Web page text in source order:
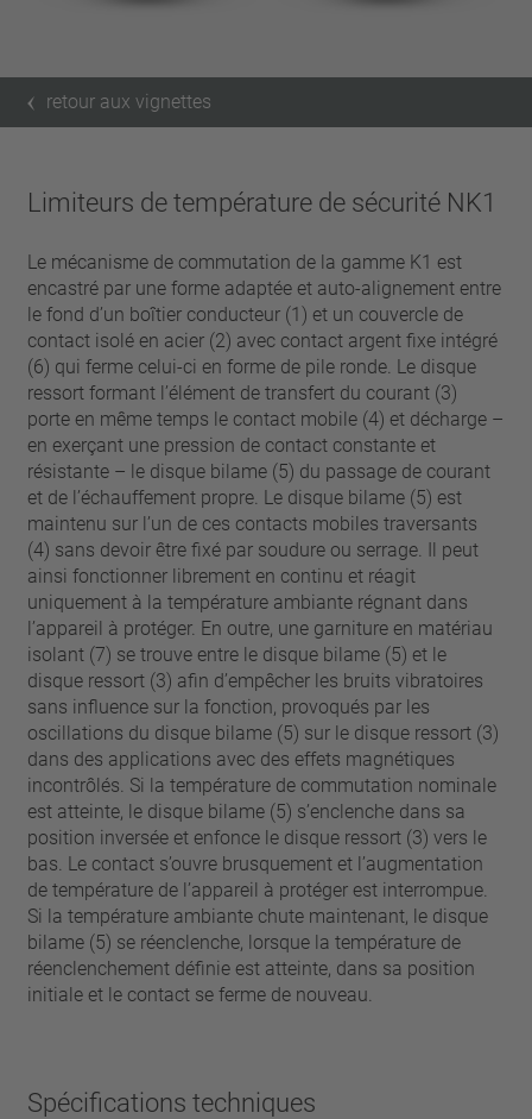
retour aux vignettes
Limiteurs de température de sécurité NK1
Le mécanisme de commutation de la gamme K1 est
encastré par une forme adaptée et auto-alignement entre
le fond d’un boîtier conducteur (1) et un couvercle de
contact isolé en acier (2) avec contact argent fixe intégré
(6) qui ferme celui-ci en forme de pile ronde. Le disque
ressort formant l’élément de transfert du courant (3)
porte en même temps le contact mobile (4) et décharge –
en exerçant une pression de contact constante et
résistante – le disque bilame (5) du passage de courant
et de l’échauffement propre. Le disque bilame (5) est
maintenu sur l’un de ces contacts mobiles traversants
(4) sans devoir être fixé par soudure ou serrage. Il peut
ainsi fonctionner librement en continu et réagit
uniquement à la température ambiante régnant dans
l’appareil à protéger. En outre, une garniture en matériau
isolant (7) se trouve entre le disque bilame (5) et le
disque ressort (3) afin d’empêcher les bruits vibratoires
sans influence sur la fonction, provoqués par les
oscillations du disque bilame (5) sur le disque ressort (3)
dans des applications avec des effets magnétiques
incontrôlés. Si la température de commutation nominale
est atteinte, le disque bilame (5) s’enclenche dans sa
position inversée et enfonce le disque ressort (3) vers le
bas. Le contact s’ouvre brusquement et l’augmentation
de température de l’appareil à protéger est interrompue.
Si la température ambiante chute maintenant, le disque
bilame (5) se réenclenche, lorsque la température de
réenclenchement définie est atteinte, dans sa position
initiale et le contact se ferme de nouveau.
Spécifications techniques